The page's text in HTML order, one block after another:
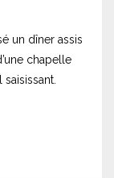
un dîner assis
chapelle